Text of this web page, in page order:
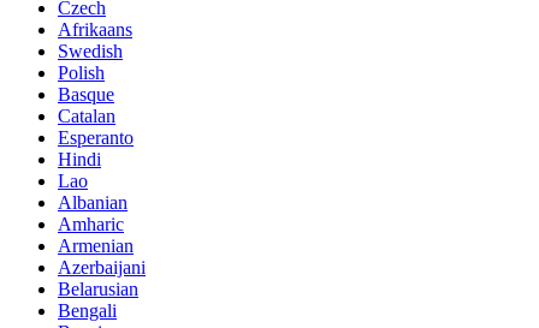
Czech
Afrikaans
Swedish
Polish
Basque
Catalan
Esperanto
Hindi
Lao
Albanian
Amharic
Armenian
Azerbaijani
Belarusian
Bengali